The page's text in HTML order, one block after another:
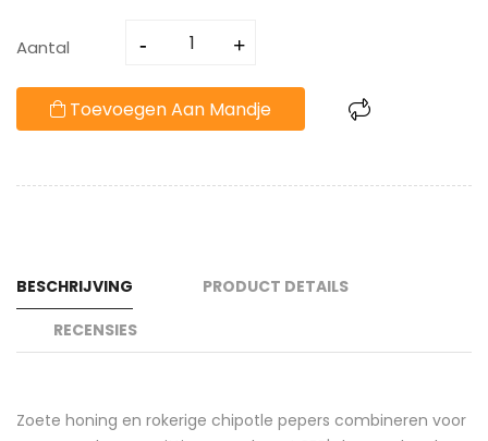
Aantal
Toevoegen Aan Mandje
BESCHRIJVING
PRODUCT DETAILS
RECENSIES
Zoete honing en rokerige chipotle pepers combineren voor